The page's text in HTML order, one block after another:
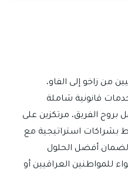
من زاخو إلى الفاو،
قانونية شاملة
الفريق، مرتكزين على
بشراكات استراتيجية مع
لضمان أفضل الحلول
للمواطنين العراقيين أو